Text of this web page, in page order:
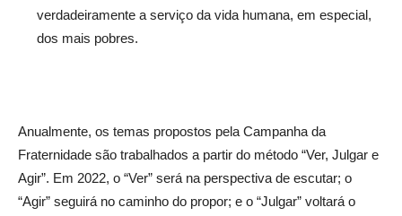
verdadeiramente a serviço da vida humana, em especial,
dos mais pobres.
Anualmente, os temas propostos pela Campanha da
Fraternidade são trabalhados a partir do método “Ver, Julgar e
Agir”. Em 2022, o “Ver” será na perspectiva de escutar; o
“Agir” seguirá no caminho do propor; e o “Julgar” voltará o